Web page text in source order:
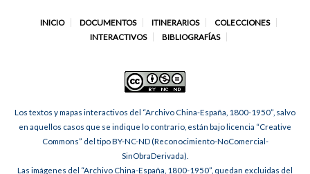
INICIO DOCUMENTOS ITINERARIOS
COLECCIONES
INTERACTIVOS
BIBLIOGRAFÍAS
Los textos y mapas interactivos del “Archivo China-España, 1800-1950”, salvo
en aquellos casos que se indique lo contrario, están bajo licencia “Creative
Commons” del tipo BY-NC-ND (Reconocimiento-NoComercial-
SinObraDerivada).
Las imágenes del “Archivo China-España, 1800-1950”, quedan excluidas del